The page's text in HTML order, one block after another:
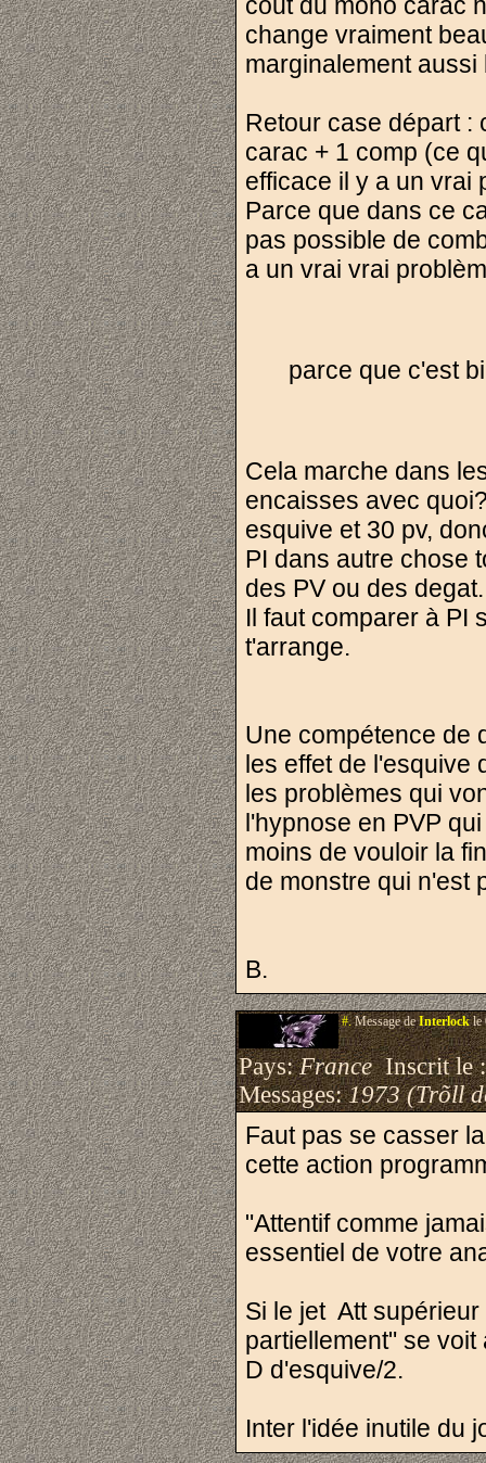
change vraiment
marginalement
Retour case départ :
carac + 1 comp (ce
efficace il y a un vrai
Parce que dans ce
pas possible de
a un vrai vrai
parce que c'est
Cela marche dans
encaisses avec
esquive et 30 pv,
PI dans autre chose
des PV ou des
Il faut comparer à PI
t'arrange.
Une compétence de
les effet de l'esquive
les problèmes qui
l'hypnose en PVP
moins de vouloir la
de monstre qui n'est
B.
#.Message deInterlockle
Pays:FranceInscrit le
Messages:1973 (Trõll
Faut pas se casser
cette action
"Attentif comme
essentiel de votre
Si le jet Att
partiellement" se
D d'esquive/2.
Inter l'idée inutile du